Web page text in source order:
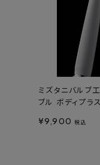
お問い合わせ
ミズタニバルブ
ブル ボディプラ
¥9,900 税込